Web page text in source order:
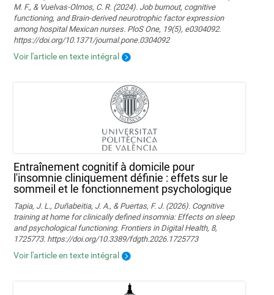
M. F., & Vuelvas-Olmos, C. R. (2024). Job burnout, cognitive
functioning, and Brain-derived neurotrophic factor expression
among hospital Mexican nurses. PloS One, 19(5), e0304092.
https://doi.org/10.1371/journal.pone.0304092
Voir l'article en texte intégral
Entraînement cognitif à domicile pour
l'insomnie cliniquement définie : effets sur le
sommeil et le fonctionnement psychologique
Tapia, J. L., Duñabeitia, J. A., & Puertas, F. J. (2026). Cognitive
training at home for clinically defined insomnia: Effects on sleep
and psychological functioning. Frontiers in Digital Health, 8,
1725773. https://doi.org/10.3389/fdgth.2026.1725773
Voir l'article en texte intégral